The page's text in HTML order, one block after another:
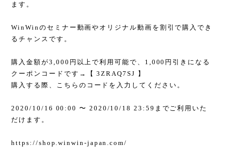
ます。
WinWinのセミナー動画やオリジナル動画を割引で購入でき
るチャンスです。
購入金額が3,000円以上で利用可能で、1,000円引きになる
クーポンコードです→【 3ZRAQ7SJ 】
購入する際、こちらのコードを入力してください。
2020/10/16 00:00 〜 2020/10/18 23:59までご利用いた
だけます。
https://shop.winwin-japan.com/